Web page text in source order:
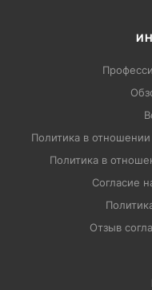
Политика в
Политика в
Согласие
Отзыв